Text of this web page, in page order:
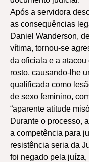
Após a servidora
as consequências
Daniel Wanderson,
vítima, tornou-se
da oficiala e a
rosto, causando-lhe
qualificada como
de sexo feminino,
“aparente atitude
Durante o processo,
a competência para
resistência seria da
foi negado pela